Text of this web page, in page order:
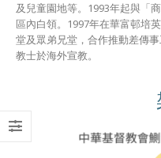
及兒童園地等。1993年起與「
區內白領。1997年在華富邨培
堂及眾弟兄堂，合作推動差傳
教士於海外宣教。